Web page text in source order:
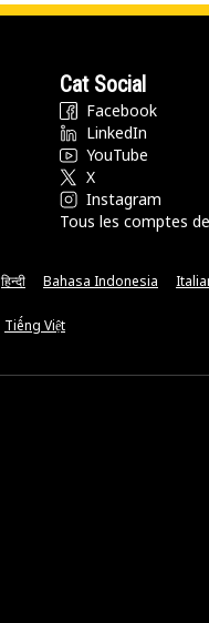
Cat Social
Facebook
LinkedIn
YouTube
X
Instagram
Tous les comptes
हिन्दी Bahasa Indonesia
Tiếng Việt